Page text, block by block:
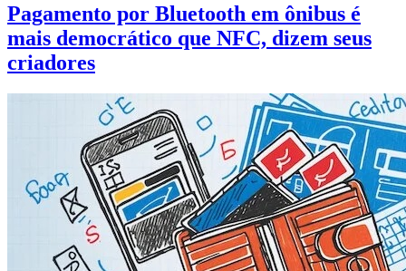
Pagamento por Bluetooth em ônibus é
mais democrático que NFC, dizem seus
criadores